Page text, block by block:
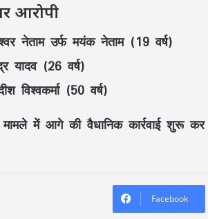
आरोपी
नेताम उर्फ मयंक नेताम (19 वर्ष)
यादव (26 वर्ष)
विश्वकर्मा (50 वर्ष)
में आगे की वैधानिक कार्रवाई शुरू
Facebook